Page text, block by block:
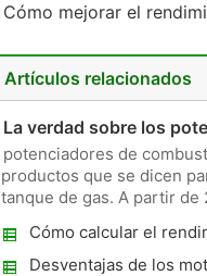
Cómo mejorar el
Artículos relacionados
La verdad sobre los
potenciadores de
productos que se dicen
tanque de gas. A partir
Cómo calcular el
Desventajas de los